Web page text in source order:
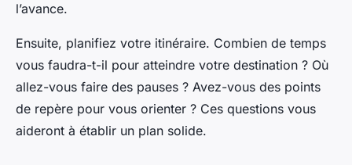
l’avance.
Ensuite, planifiez votre itinéraire. Combien de temps
vous faudra-t-il pour atteindre votre destination ? Où
allez-vous faire des pauses ? Avez-vous des points
de repère pour vous orienter ? Ces questions vous
aideront à établir un plan solide.